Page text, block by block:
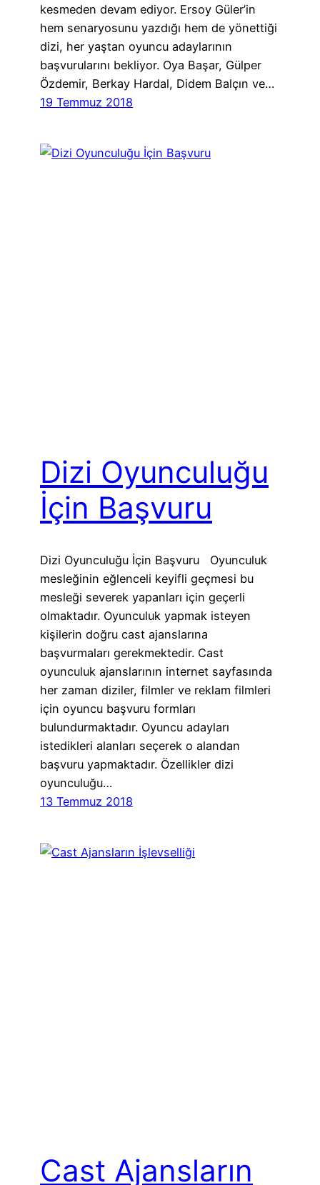
kesmeden devam ediyor. Ersoy Güler’in
hem senaryosunu yazdığı hem de yönettiği
dizi, her yaştan oyuncu adaylarının
başvurularını bekliyor. Oya Başar, Gülper
Özdemir, Berkay Hardal, Didem Balçın ve…
19 Temmuz 2018
Dizi Oyunculuğu
İçin Başvuru
Dizi Oyunculuğu İçin Başvuru Oyunculuk
mesleğinin eğlenceli keyifli geçmesi bu
mesleği severek yapanları için geçerli
olmaktadır. Oyunculuk yapmak isteyen
kişilerin doğru cast ajanslarına
başvurmaları gerekmektedir. Cast
oyunculuk ajanslarının internet sayfasında
her zaman diziler, filmler ve reklam filmleri
için oyuncu başvuru formları
bulundurmaktadır. Oyuncu adayları
istedikleri alanları seçerek o alandan
başvuru yapmaktadır. Özellikler dizi
oyunculuğu…
13 Temmuz 2018
Cast Ajansların